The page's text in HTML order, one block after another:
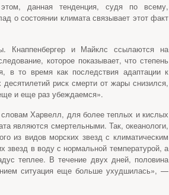
данная тенденция, судя по всему,
о состоянии климата связывает этот факт
Кнаппенбергер и Майклс ссылаются на
которое показывает, что степень
в то время как последствия адаптации к
риск смерти от жары снизился,
и еще раз убеждаемся».
Харвелл, для более теплых и кислых
являются смертельными. Так, океанологи,
из видов морских звезд с климатическим
звезд в воду с нормальной температурой, а
теплее. В течение двух дней, половина
ситуация еще больше ухудшилась», —